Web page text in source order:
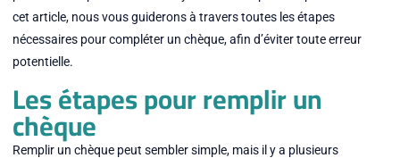
cet article, nous vous guiderons à travers toutes les étapes
nécessaires pour compléter un chèque, afin d’éviter toute erreur
potentielle.
Les étapes pour remplir un
chèque
Remplir un chèque peut sembler simple, mais il y a plusieurs